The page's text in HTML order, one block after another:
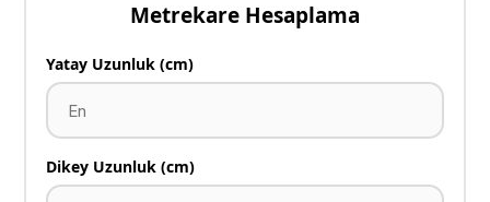
Metrekare Hesaplama
Yatay Uzunluk (cm)
Dikey Uzunluk (cm)